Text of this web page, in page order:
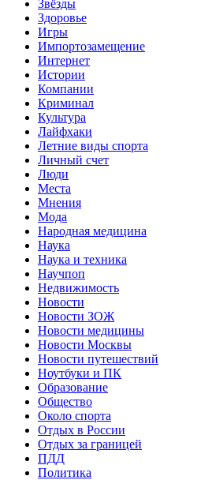
Звёзды
Здоровье
Игры
Импортозамещение
Интернет
Истории
Компании
Криминал
Культура
Лайфхаки
Летние виды спорта
Личный счет
Люди
Места
Мнения
Мода
Народная медицина
Наука
Наука и техника
Научпоп
Недвижимость
Новости
Новости ЗОЖ
Новости медицины
Новости Москвы
Новости путешествий
Ноутбуки и ПК
Образование
Общество
Около спорта
Отдых в России
Отдых за границей
ПДД
Политика